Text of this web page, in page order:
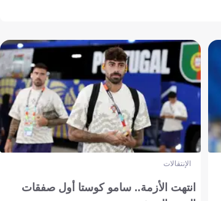
الإنتقالات
انتهت الأزمة.. سامو كوستا أول صفقات